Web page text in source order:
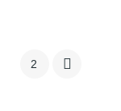
2 